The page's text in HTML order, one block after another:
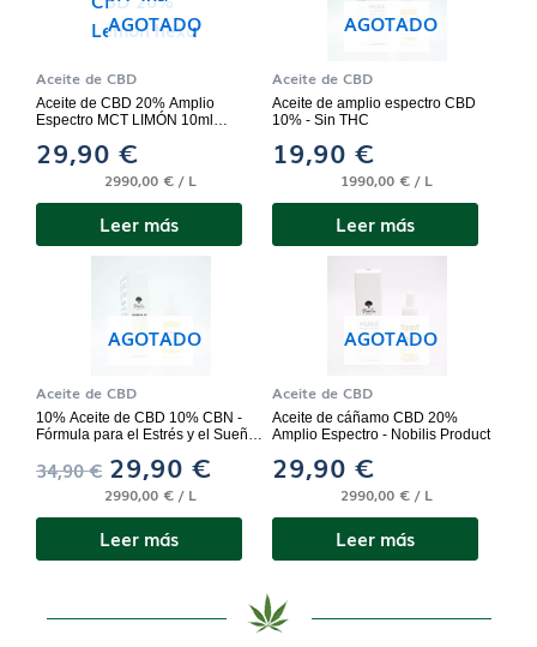
AGOTADO
Aceite de CBD
Aceite de CBD 20% Amplio
Espectro MCT LIMÓN 10ml
29,90 €
2990,00 € / L
Leer más
AGOTADO
Aceite de CBD
Aceite de amplio espectro CBD
10% - Sin THC
19,90 €
1990,00 € / L
Leer más
AGOTADO
Aceite de CBD
10% Aceite de CBD 10% CBN -
Fórmula para el Estrés y el Sueño -
34,90€
El
precio
original
era:
34,90 €.
29,90 €
29,90 €.
2990,00 € / L
Leer más
AGOTADO
Aceite de CBD
Aceite de cáñamo CBD 20%
Amplio Espectro - Nobilis Product
29,90 €
2990,00 € / L
Leer más